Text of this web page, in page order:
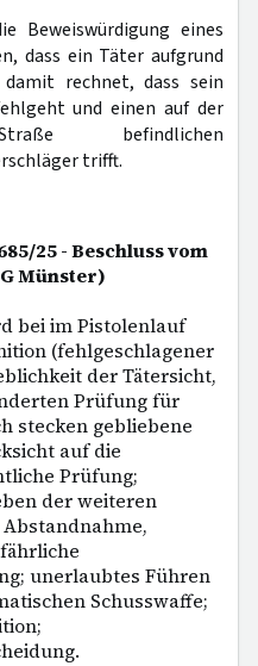
Beweiswürdigung eines
dass ein Täter aufgrund
rechnet, dass sein
und einen auf der
befindlichen
trifft.
25 - Beschluss vom
Münster)
bei im Pistolenlauf
(fehlgeschlagener
der Tätersicht,
Prüfung für
stecken gebliebene
auf die
Prüfung;
der weiteren
unerlaubtes Führen
Schusswaffe;